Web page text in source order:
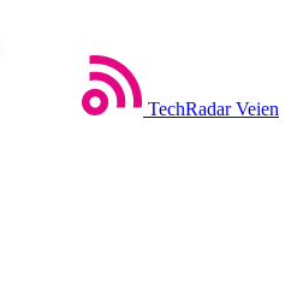
TechRadar Veien